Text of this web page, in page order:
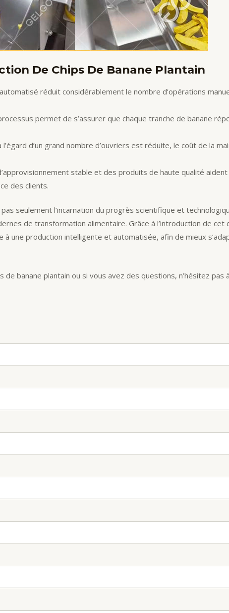
De Chips De Banane Plantain
réduit considérablement le nombre d’opérations
permet de s’assurer que chaque tranche de banane
d’un grand nombre d’ouvriers est réduite, le coût de la
stable et des produits de haute qualité
des clients.
pas seulement l’incarnation du progrès scientifique et
de transformation alimentaire. Grâce à l’introduction de cet
une production intelligente et automatisée, afin de mieux
banane plantain ou si vous avez des questions, n’hésitez